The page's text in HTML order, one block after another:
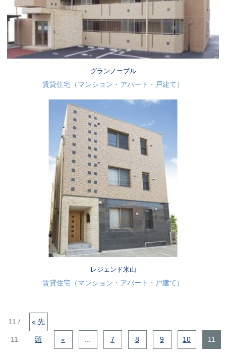
グランノーブル
賃貸住宅（マンション・アパート・戸建て）
レジェンド米山
賃貸住宅（マンション・アパート・戸建て）
11 /
11
« 先
頭 « ... 7 8 9 10 11